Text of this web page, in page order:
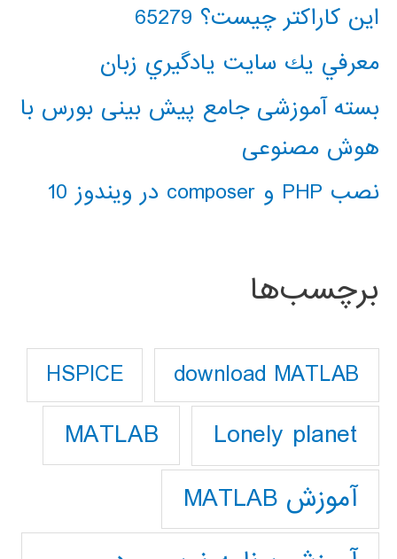
این کاراکتر چیست؟ 65279
معرفي يك سايت يادگيري زبان
بسته آموزشی جامع پیش بینی بورس با
هوش مصنوعی
نصب PHP و composer در ویندوز 10
برچسب‌ها
download MATLAB
HSPICE
Lonely planet
MATLAB
آموزش MATLAB